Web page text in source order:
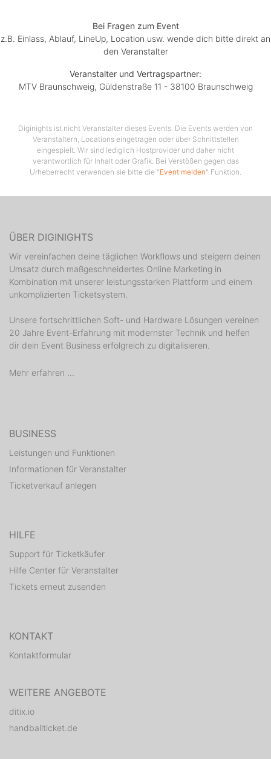
Bei Fragen zum Event
z.B. Einlass, Ablauf, LineUp, Location usw. wende dich bitte direkt an
den Veranstalter
Veranstalter und Vertragspartner:
MTV Braunschweig, Güldenstraße 11 - 38100 Braunschweig
Diginights ist nicht Veranstalter dieses Events. Die Events werden von
Veranstaltern, Locations eingetragen oder über Schnittstellen
eingespielt. Wir sind lediglich Hostprovider und daher nicht
verantwortlich für Inhalt oder Grafik. Bei Verstößen gegen das
Urheberrecht verwenden sie bitte die "Event melden" Funktion.
ÜBER DIGINIGHTS
Wir vereinfachen deine täglichen Workflows und steigern deinen
Umsatz durch maßgeschneidertes Online Marketing in
Kombination mit unserer leistungsstarken Plattform und einem
unkomplizierten Ticketsystem.
Unsere fortschrittlichen Soft- und Hardware Lösungen vereinen
20 Jahre Event-Erfahrung mit modernster Technik und helfen
dir dein Event Business erfolgreich zu digitalisieren.
Mehr erfahren ...
BUSINESS
Leistungen und Funktionen
Informationen für Veranstalter
Ticketverkauf anlegen
HILFE
Support für Ticketkäufer
Hilfe Center für Veranstalter
Tickets erneut zusenden
KONTAKT
Kontaktformular
WEITERE ANGEBOTE
ditix.io
handballticket.de